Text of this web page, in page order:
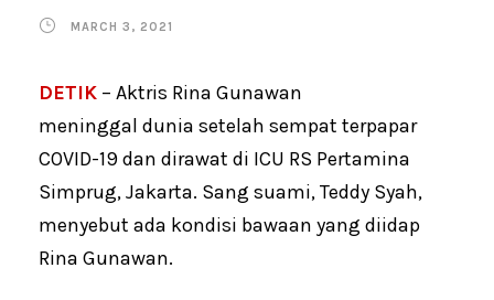
MARCH 3, 2021
DETIK – Aktris Rina Gunawan
meninggal dunia setelah sempat terpapar
COVID-19 dan dirawat di ICU RS Pertamina
Simprug, Jakarta. Sang suami, Teddy Syah,
menyebut ada kondisi bawaan yang diidap
Rina Gunawan.